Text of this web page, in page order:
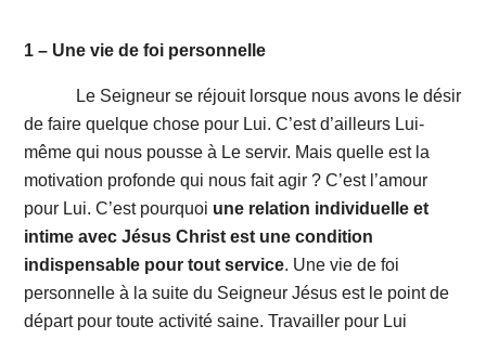
1 – Une vie de foi personnelle
Le Seigneur se réjouit lorsque nous avons le désir
de faire quelque chose pour Lui. C’est d’ailleurs Lui-
même qui nous pousse à Le servir. Mais quelle est la
motivation profonde qui nous fait agir ? C’est l’amour
pour Lui. C’est pourquoi une relation individuelle et
intime avec Jésus Christ est une condition
indispensable pour tout service. Une vie de foi
personnelle à la suite du Seigneur Jésus est le point de
départ pour toute activité saine. Travailler pour Lui